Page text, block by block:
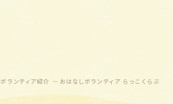
ボランティア紹介 おはなしボランティア らっこくらぶ